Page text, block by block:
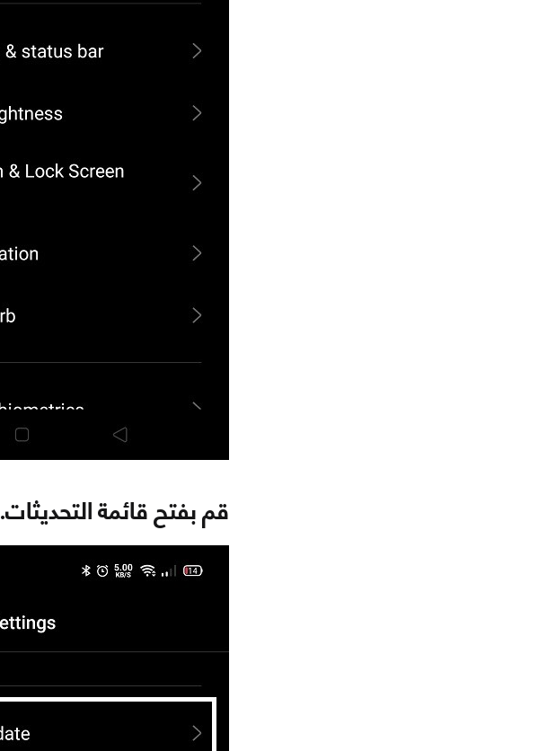
قم بفتح قائمة التحديثات.